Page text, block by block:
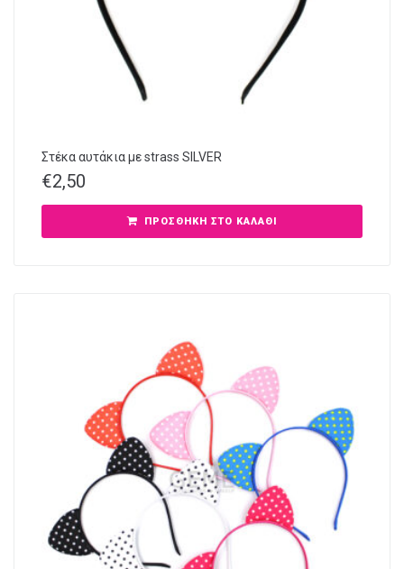
Στέκα αυτάκια με strass SILVER
€2,50
ΠΡΟΣΘΉΚΗ ΣΤΟ ΚΑΛΆΘΙ